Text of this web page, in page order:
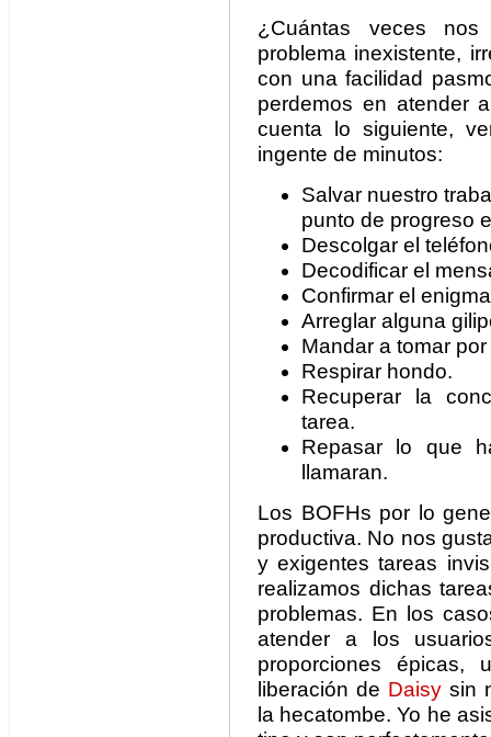
¿Cuántas veces
problema inexistente,
con una facilidad
perdemos en atender
cuenta lo siguiente,
ingente de minutos:
Salvar nuestro
punto de progreso
Descolgar el
Decodificar el
Confirmar el
Arreglar alguna
Mandar a tomar
Respirar hondo.
Recuperar la
tarea.
Repasar lo que
llamaran.
Los BOFHs por lo
productiva. No nos
y exigentes tareas
realizamos dichas
problemas. En los
atender a los
proporciones
liberación de Daisy sin
la hecatombe. Yo he